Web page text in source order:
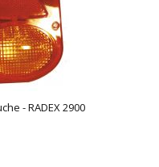
Cabochon Feu Arrière Gauche - RADEX 2900